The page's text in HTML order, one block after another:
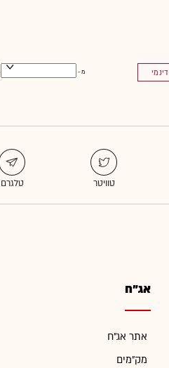
דינמי מ -
אג"ח
אתר אג"ח
מק"מים